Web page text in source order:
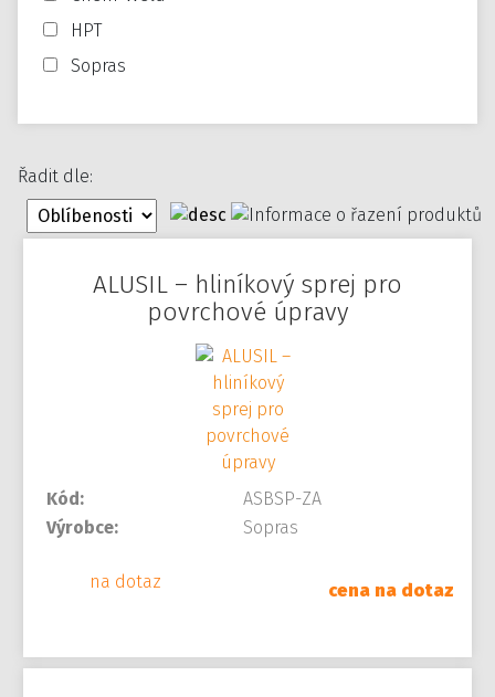
HPT
Sopras
Řadit dle:
ALUSIL – hliníkový sprej pro
povrchové úpravy
Kód:
ASBSP-ZA
Výrobce:
Sopras
na dotaz cena na dotaz